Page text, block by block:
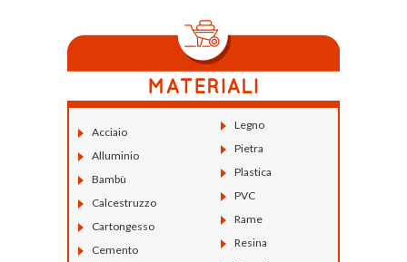
Acciaio
Alluminio
Bambù
Calcestruzzo
Cartongesso
Cemento
Legno
Pietra
Plastica
PVC
Rame
Resina